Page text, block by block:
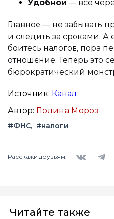
Удобной — всё
Главное — не забывать
и следить за сроками. А
боитесь налогов, пора
отношение. Теперь это
бюрократический
Источник: Канал
Автор: Полина Мороз
#ФНС #налоги
Расскажи друзьям:
Читайте также